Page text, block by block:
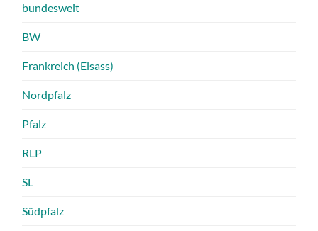
bundesweit
BW
Frankreich (Elsass)
Nordpfalz
Pfalz
RLP
SL
Südpfalz